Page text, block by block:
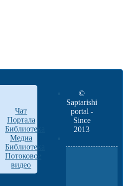
Чат
Портала
Библиотека
Медиа
Библиотека
Потоковое
видео
©
Saptarishi
portal -
Since
2013